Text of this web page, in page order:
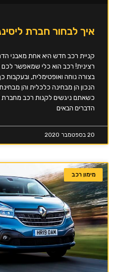
איך לבחור חברת
קניית רכב חדש היא אחת מאבני
רצינית! רכב הוא כלי שמאפשר
בצורה נוחה ואופטימלית,
הנכון הן מבחינה כלכלית והן
כשאתם ניגשים לקנות רכב מחברת
הדברים הבאים
20 בספטמבר 2020
מימון רכב